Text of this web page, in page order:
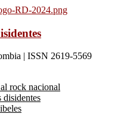
| ISSN 2619-5569
rock nacional
disidentes